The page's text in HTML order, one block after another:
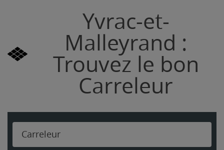
Yvrac-et-
Malleyrand :
Trouvez le bon
Carreleur
Carreleur